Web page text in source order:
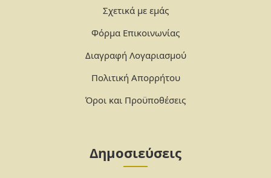
Σχετικά με εμάς
Φόρμα Επικοινωνίας
Διαγραφή Λογαριασμού
Πολιτική Απορρήτου
Όροι και Προϋποθέσεις
Δημοσιεύσεις